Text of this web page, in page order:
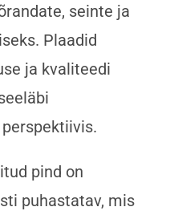
seinte ja
Plaadid
ja kvaliteedi
pind on
puhastatav, mis